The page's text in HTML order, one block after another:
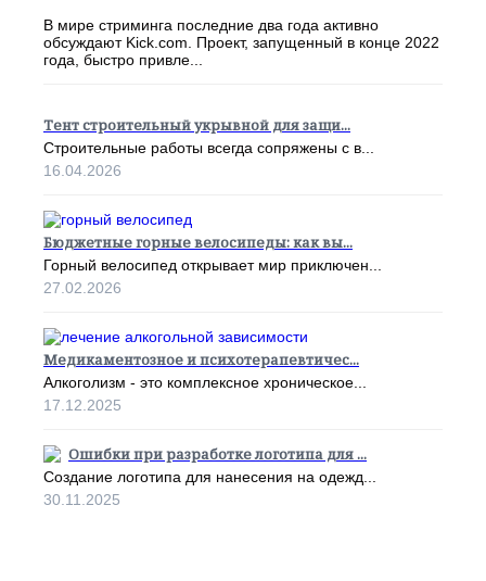
В мире стриминга последние два года активно
обсуждают Kick.com. Проект, запущенный в конце 2022
года, быстро привле...
Тент строительный укрывной для защи...
Строительные работы всегда сопряжены с в...
16.04.2026
Бюджетные горные велосипеды: как вы...
Горный велосипед открывает мир приключен...
27.02.2026
Медикаментозное и психотерапевтичес...
Алкоголизм - это комплексное хроническое...
17.12.2025
Ошибки при разработке логотипа для ...
Создание логотипа для нанесения на одежд...
30.11.2025